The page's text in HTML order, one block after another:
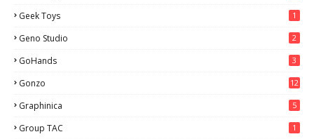
Geek Toys 1
Geno Studio 2
GoHands 3
Gonzo 12
Graphinica 5
Group TAC 1